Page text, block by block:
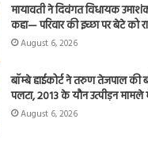
मायावती ने दिवंगत विधायक
कहा— परिवार की इच्छा पर बेटे को
August 6, 2026
बॉम्बे हाईकोर्ट ने तरुण तेजपाल
पलटा, 2013 के यौन उत्पीड़न मामले
August 6, 2026